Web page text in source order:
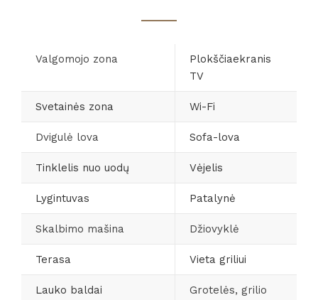
Valgomojo zona
Plokščiaekranis
TV
Svetainės zona Wi-Fi
Dvigulė lova Sofa-lova
Tinklelis nuo uodų Vėjelis
Lygintuvas Patalynė
Skalbimo mašina Džiovyklė
Terasa Vieta griliui
Lauko baldai
Grotelės, grilio